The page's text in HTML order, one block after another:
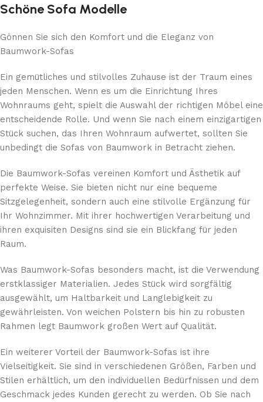
Schöne Sofa Modelle
Gönnen Sie sich den Komfort und die Eleganz von
Baumwork-Sofas
Ein gemütliches und stilvolles Zuhause ist der Traum eines
jeden Menschen. Wenn es um die Einrichtung Ihres
Wohnraums geht, spielt die Auswahl der richtigen Möbel eine
entscheidende Rolle. Und wenn Sie nach einem einzigartigen
Stück suchen, das Ihren Wohnraum aufwertet, sollten Sie
unbedingt die Sofas von Baumwork in Betracht ziehen.
Die Baumwork-Sofas vereinen Komfort und Ästhetik auf
perfekte Weise. Sie bieten nicht nur eine bequeme
Sitzgelegenheit, sondern auch eine stilvolle Ergänzung für
Ihr Wohnzimmer. Mit ihrer hochwertigen Verarbeitung und
ihren exquisiten Designs sind sie ein Blickfang für jeden
Raum.
Was Baumwork-Sofas besonders macht, ist die Verwendung
erstklassiger Materialien. Jedes Stück wird sorgfältig
ausgewählt, um Haltbarkeit und Langlebigkeit zu
gewährleisten. Von weichen Polstern bis hin zu robusten
Rahmen legt Baumwork großen Wert auf Qualität.
Ein weiterer Vorteil der Baumwork-Sofas ist ihre
Vielseitigkeit. Sie sind in verschiedenen Größen, Farben und
Stilen erhältlich, um den individuellen Bedürfnissen und dem
Geschmack jedes Kunden gerecht zu werden. Ob Sie nach